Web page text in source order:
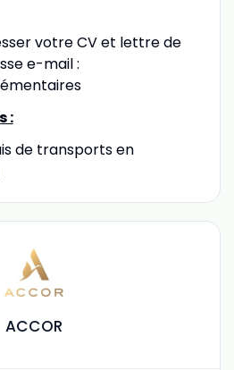
votre CV et lettre de
e-mail :
:
de transports en
ACCOR